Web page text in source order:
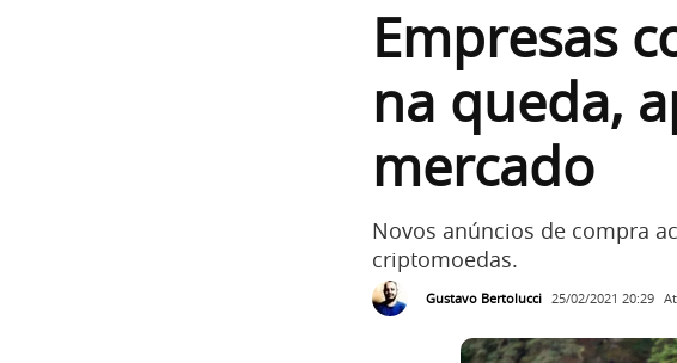
Empresas
na queda,
mercado
Novos anúncios de compra
criptomoedas.
Gustavo Bertolucci 25/02/2021 20:29